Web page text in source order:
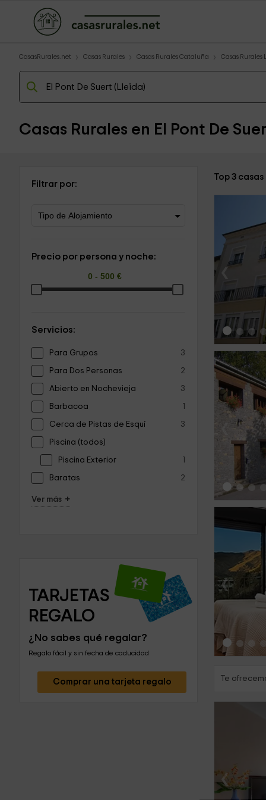
CasasRurales.net Casas Rurales Casas Rurales Cataluña Casas Rurales
Casas Rurales en El Pont De
Filtrar por:
Precio por persona y noche:
Servicios:
Para Grupos 3
Para Dos Personas 2
Abierto en Nochevieja 3
Barbacoa 1
Cerca de Pistas de Esquí 3
Piscina (todos)
Piscina Exterior 1
Baratas 2
Ver más +
TARJETAS
REGALO
¿No sabes qué regalar?
Regalo fácil y sin fecha de caducidad
Comprar una tarjeta regalo
Top 3
‹
‹
‹
Te
‹